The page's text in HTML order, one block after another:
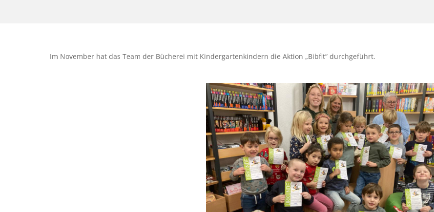
Im November hat das Team der Bücherei mit Kindergartenkindern die Aktion „Bibfit“ durchgeführt.